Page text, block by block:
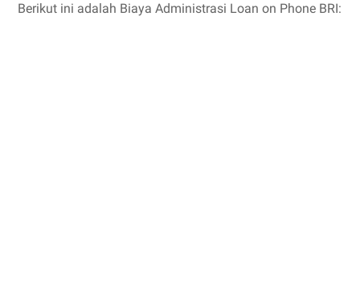
Berikut ini adalah Biaya Administrasi Loan on Phone BRI: